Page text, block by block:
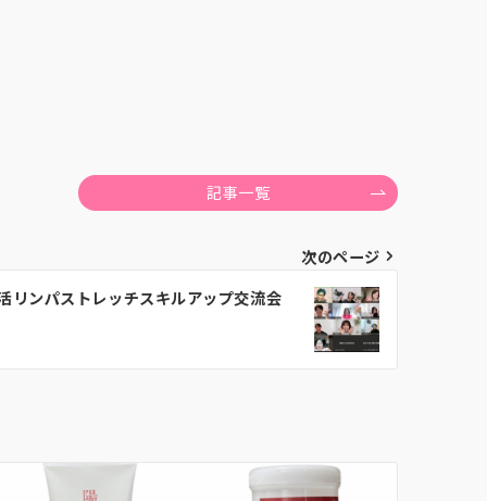
記事一覧
次のページ
リンパストレッチスキルアップ交流会